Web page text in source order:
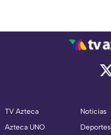
TV Azteca
Azteca UNO
Noticias
Deportes